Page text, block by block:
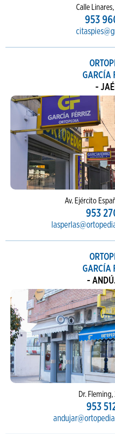
Calle
953
GARCÍA
-
Av. Ejército
953
GARCÍA
-
Dr.
953